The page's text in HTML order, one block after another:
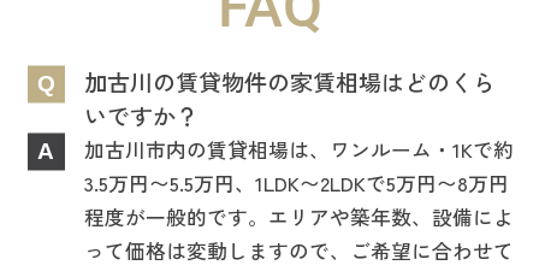
Q
加古川の賃貸物件の家賃相場はどのくら
いですか？
A
加古川市内の賃貸相場は、ワンルーム・1Kで約
3.5万円〜5.5万円、1LDK〜2LDKで5万円〜8万円
程度が一般的です。エリアや築年数、設備によ
って価格は変動しますので、ご希望に合わせて